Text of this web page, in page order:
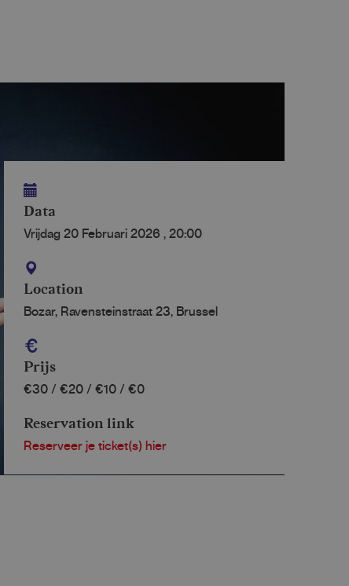
Data
Vrijdag 20 Februari 2026 ,20:00
Location
Bozar, Ravensteinstraat 23, Brussel
Prijs
€30 / €20 / €10 / €0
Reservation link
Reserveer je ticket(s) hier